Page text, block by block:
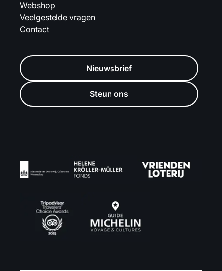
Webshop
Veelgestelde vragen
Contact
Nieuwsbrief
Steun ons